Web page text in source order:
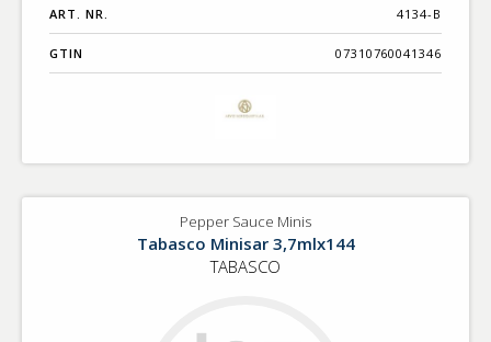
ART. NR. 4134-B
GTIN 07310760041346
Pepper Sauce Minis
Tabasco Minisar 3,7mlx144
TABASCO